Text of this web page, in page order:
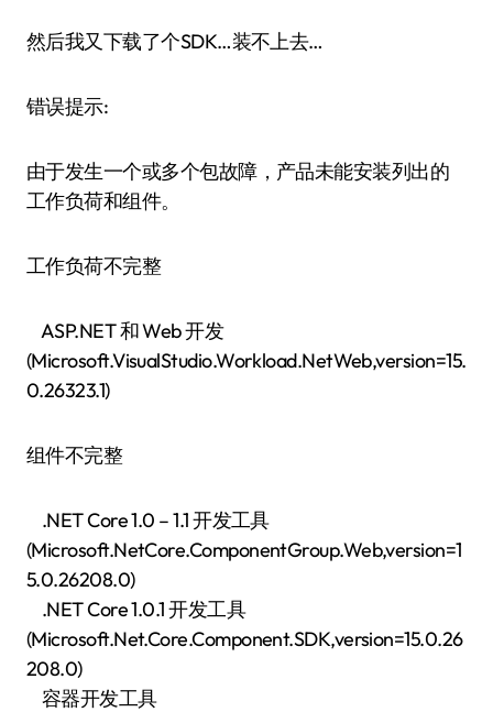
然后我又下载了个SDK…装不上去…
错误提示:
由于发生一个或多个包故障，产品未能安装列出的
工作负荷和组件。
工作负荷不完整
ASP.NET 和 Web 开发
(Microsoft.VisualStudio.Workload.NetWeb,version=15.
0.26323.1)
组件不完整
.NET Core 1.0 – 1.1 开发工具
(Microsoft.NetCore.ComponentGroup.Web,version=1
5.0.26208.0)
.NET Core 1.0.1 开发工具
(Microsoft.Net.Core.Component.SDK,version=15.0.26
208.0)
容器开发工具